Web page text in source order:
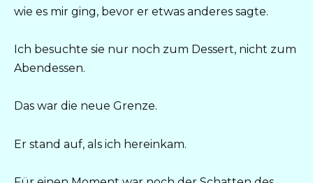
wie es mir ging, bevor er etwas anderes sagte.
Ich besuchte sie nur noch zum Dessert, nicht zum
Abendessen.
Das war die neue Grenze.
Er stand auf, als ich hereinkam.